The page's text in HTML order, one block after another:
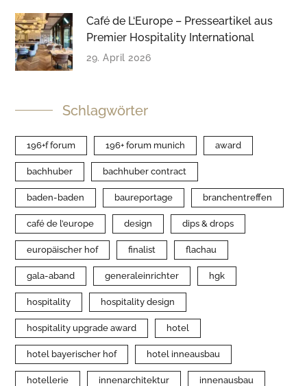
Café de L‘Europe – Presseartikel aus
Premier Hospitality International
29. April 2026
Schlagwörter
196+f forum 196+ forum munich award
bachhuber bachhuber contract
baden-baden baureportage branchentreffen
café de l’europe design dips & drops
europäischer hof finalist flachau
gala-aband generaleinrichter hgk
hospitality hospitality design
hospitality upgrade award hotel
hotel bayerischer hof hotel inneausbau
hotellerie innenarchitektur innenausbau